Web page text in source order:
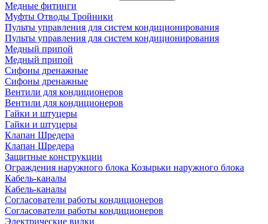
Медные фитинги
Муфты Отводы Тройники
Пульты управления для систем кондиционирования
Пульты управления для систем кондиционирования
Медный припой
Медный припой
Сифоны дренажные
Сифоны дренажные
Вентили для кондиционеров
Вентили для кондиционеров
Гайки и штуцеры
Гайки и штуцеры
Клапан Шредера
Клапан Шредера
Защитные конструкции
Ограждения наружного блока Козырьки наружного блока
Кабель-каналы
Кабель-каналы
Согласователи работы кондиционеров
Согласователи работы кондиционеров
Электрические вилки